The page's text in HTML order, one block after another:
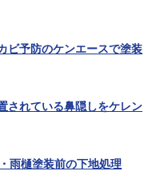
ビ予防のケンエースで塗装
されている鼻隠しをケレン
雨樋塗装前の下地処理